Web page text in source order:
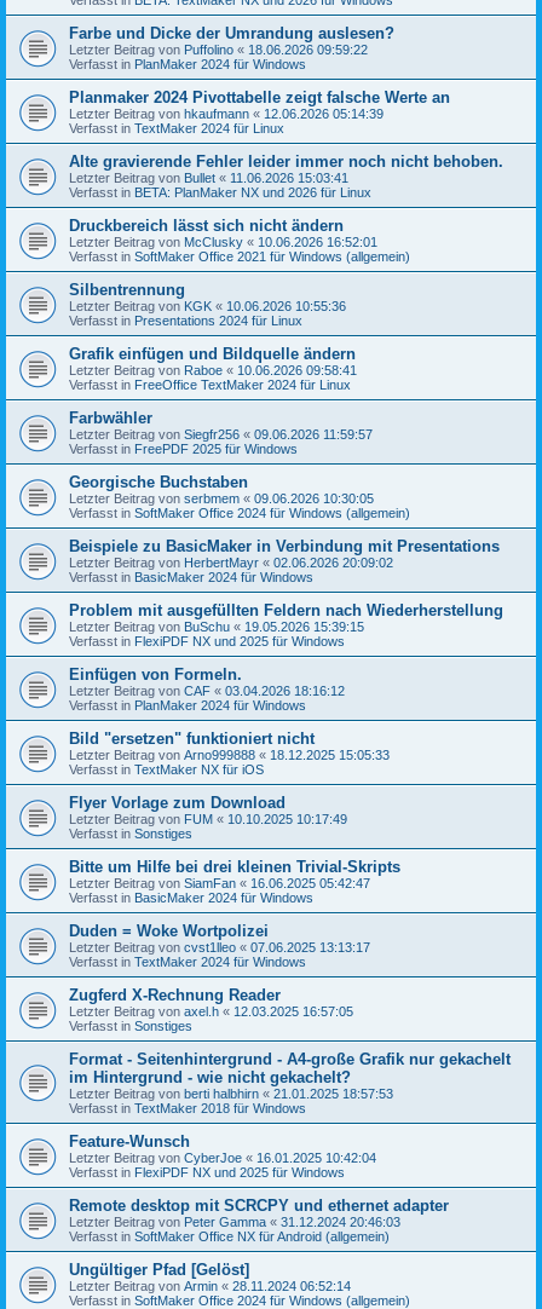
Farbe und Dicke der Umrandung auslesen?
Letzter Beitrag von Puffolino « 18.06.2026 09:59:22
Verfasst in PlanMaker 2024 für Windows
Planmaker 2024 Pivottabelle zeigt falsche Werte an
Letzter Beitrag von hkaufmann « 12.06.2026 05:14:39
Verfasst in TextMaker 2024 für Linux
Alte gravierende Fehler leider immer noch nicht behoben.
Letzter Beitrag von Bullet « 11.06.2026 15:03:41
Verfasst in BETA: PlanMaker NX und 2026 für Linux
Druckbereich lässt sich nicht ändern
Letzter Beitrag von McClusky « 10.06.2026 16:52:01
Verfasst in SoftMaker Office 2021 für Windows (allgemein)
Silbentrennung
Letzter Beitrag von KGK « 10.06.2026 10:55:36
Verfasst in Presentations 2024 für Linux
Grafik einfügen und Bildquelle ändern
Letzter Beitrag von Raboe « 10.06.2026 09:58:41
Verfasst in FreeOffice TextMaker 2024 für Linux
Farbwähler
Letzter Beitrag von Siegfr256 « 09.06.2026 11:59:57
Verfasst in FreePDF 2025 für Windows
Georgische Buchstaben
Letzter Beitrag von serbmem « 09.06.2026 10:30:05
Verfasst in SoftMaker Office 2024 für Windows (allgemein)
Beispiele zu BasicMaker in Verbindung mit Presentations
Letzter Beitrag von HerbertMayr « 02.06.2026 20:09:02
Verfasst in BasicMaker 2024 für Windows
Problem mit ausgefüllten Feldern nach Wiederherstellung
Letzter Beitrag von BuSchu « 19.05.2026 15:39:15
Verfasst in FlexiPDF NX und 2025 für Windows
Einfügen von Formeln.
Letzter Beitrag von CAF « 03.04.2026 18:16:12
Verfasst in PlanMaker 2024 für Windows
Bild "ersetzen" funktioniert nicht
Letzter Beitrag von Arno999888 « 18.12.2025 15:05:33
Verfasst in TextMaker NX für iOS
Flyer Vorlage zum Download
Letzter Beitrag von FUM « 10.10.2025 10:17:49
Verfasst in Sonstiges
Bitte um Hilfe bei drei kleinen Trivial-Skripts
Letzter Beitrag von SiamFan « 16.06.2025 05:42:47
Verfasst in BasicMaker 2024 für Windows
Duden = Woke Wortpolizei
Letzter Beitrag von cvst1lleo « 07.06.2025 13:13:17
Verfasst in TextMaker 2024 für Windows
Zugferd X-Rechnung Reader
Letzter Beitrag von axel.h « 12.03.2025 16:57:05
Verfasst in Sonstiges
Format - Seitenhintergrund - A4-große Grafik nur gekachelt
im Hintergrund - wie nicht gekachelt?
Letzter Beitrag von berti halbhirn « 21.01.2025 18:57:53
Verfasst in TextMaker 2018 für Windows
Feature-Wunsch
Letzter Beitrag von CyberJoe « 16.01.2025 10:42:04
Verfasst in FlexiPDF NX und 2025 für Windows
Remote desktop mit SCRCPY und ethernet adapter
Letzter Beitrag von Peter Gamma « 31.12.2024 20:46:03
Verfasst in SoftMaker Office NX für Android (allgemein)
Ungültiger Pfad [Gelöst]
Letzter Beitrag von Armin « 28.11.2024 06:52:14
Verfasst in SoftMaker Office 2024 für Windows (allgemein)